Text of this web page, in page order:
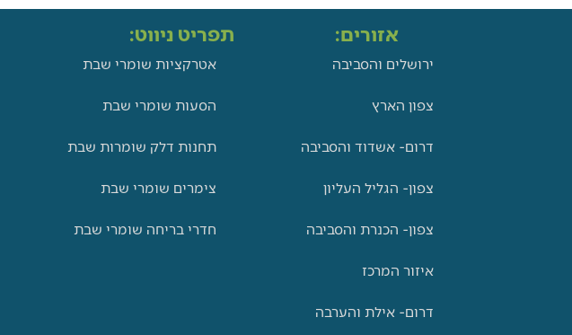
אזורים:
ירושלים והסביבה
צפון הארץ
דרום- אשדוד והסביבה
צפון- הגליל העליון
צפון- הכנרת והסביבה
איזור המרכז
דרום- אילת והערבה
תפריט ניווט:
אטרקציות שומרי שבת
הסעות שומרי שבת
תחנות דלק שומרות שבת
צימרים שומרי שבת
חדרי בריחה שומרי שבת